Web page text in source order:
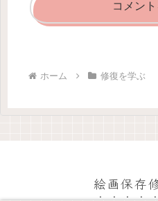
コメン
ホーム 修復を学ぶ
絵画保存